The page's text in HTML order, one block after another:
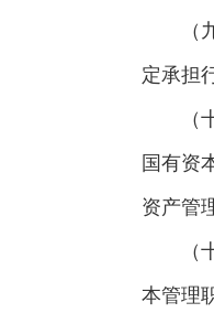
定承担
国有资
资产管
本管理